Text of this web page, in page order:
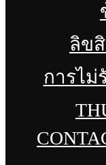
ลิข
การไม่